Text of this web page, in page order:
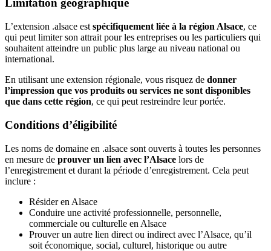
Limitation géographique
L’extension .alsace est spécifiquement liée à la région Alsace, ce
qui peut limiter son attrait pour les entreprises ou les particuliers qui
souhaitent atteindre un public plus large au niveau national ou
international.
En utilisant une extension régionale, vous risquez de donner
l’impression que vos produits ou services ne sont disponibles
que dans cette région, ce qui peut restreindre leur portée.
Conditions d’éligibilité
Les noms de domaine en .alsace sont ouverts à toutes les personnes
en mesure de prouver un lien avec l’Alsace lors de
l’enregistrement et durant la période d’enregistrement. Cela peut
inclure :
Résider en Alsace
Conduire une activité professionnelle, personnelle,
commerciale ou culturelle en Alsace
Prouver un autre lien direct ou indirect avec l’Alsace, qu’il
soit économique, social, culturel, historique ou autre